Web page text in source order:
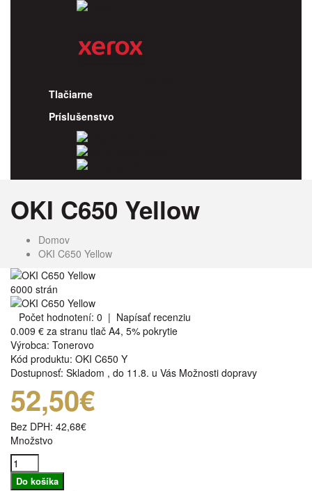
Tlačiarne
Príslušenstvo
OKI C650 Yellow
Domov
OKI C650 Yellow
6000 strán
Počet hodnotení: 0 | Napísať recenziu
0.009 € za stranu tlač A4, 5% pokrytie
Výrobca: Tonerovo
Kód produktu: OKI C650 Y
Dostupnosť: Skladom , do 11.8. u Vás Možnosti dopravy
52,50€
Bez DPH: 42,68€
Množstvo